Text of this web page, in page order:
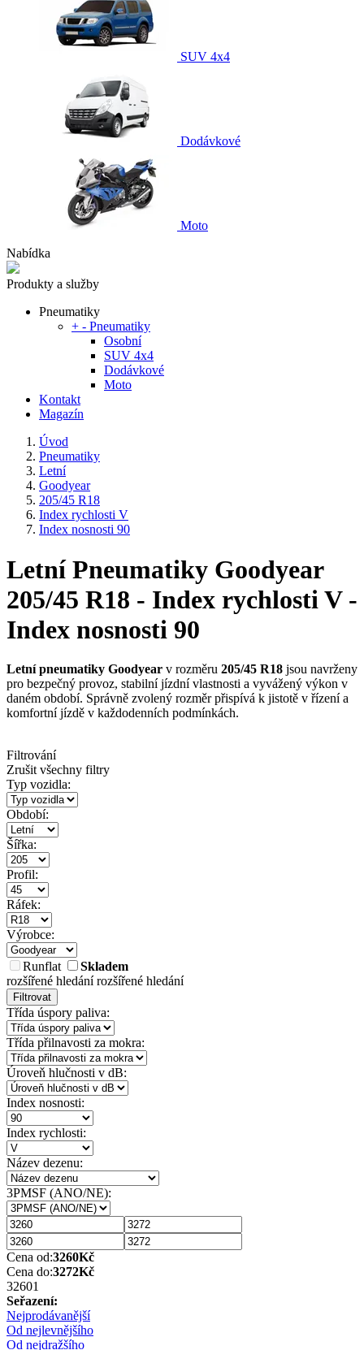
SUV 4x4
Dodávkové
Moto
Nabídka
Produkty a služby
Pneumatiky
+ - Pneumatiky
Osobní
SUV 4x4
Dodávkové
Moto
Kontakt
Magazín
Úvod
Pneumatiky
Letní
Goodyear
205/45 R18
Index rychlosti V
Index nosnosti 90
Letní Pneumatiky Goodyear
205/45 R18 - Index rychlosti V -
Index nosnosti 90
Letní pneumatiky Goodyear v rozměru 205/45 R18 jsou navrženy
pro bezpečný provoz, stabilní jízdní vlastnosti a vyvážený výkon v
daném období. Správně zvolený rozměr přispívá k jistotě v řízení a
komfortní jízdě v každodenních podmínkách.
Filtrování
Zrušit všechny filtry
Typ vozidla:
Období:
Šířka:
Profil:
Ráfek:
Výrobce:
Runflat
Skladem
rozšířené hledánírozšířené hledání
Filtrovat
Třída úspory paliva:
Třída přilnavosti za mokra:
Úroveň hlučnosti v dB:
Index nosnosti:
Index rychlosti:
Název dezenu:
3PMSF (ANO/NE):
Cena od:3260Kč
Cena do:3272Kč
32601
Seřazení:
Nejprodávanější
Od nejlevnějšího
Od nejdražšího